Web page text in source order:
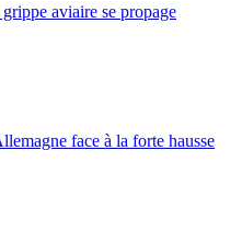
aviaire se propage
face à la forte hausse